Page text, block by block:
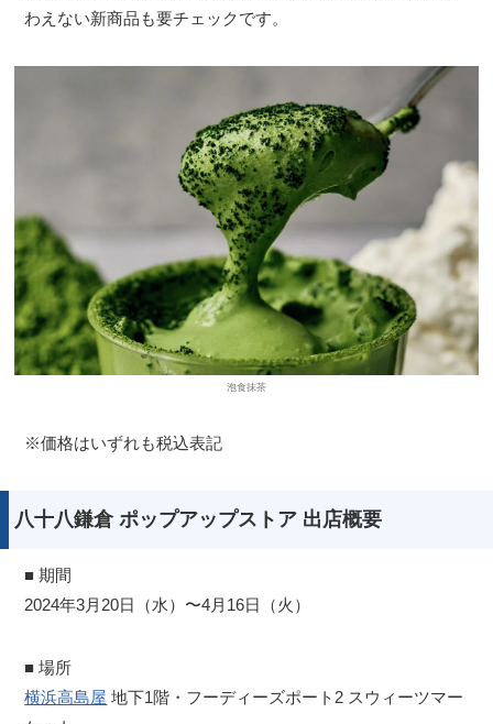
わえない新商品も要チェックです。
泡食抹茶
※価格はいずれも税込表記
八十八鎌倉 ポップアップストア 出店概要
■ 期間
2024年3月20日（水）〜4月16日（火）
■ 場所
横浜高島屋 地下1階・フーディーズポート2 スウィーツマー